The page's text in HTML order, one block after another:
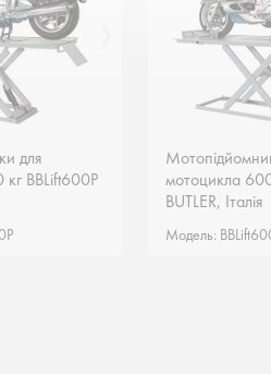
для
BBLift600P
для
BBLift600P
мотоцикла
BUTLER, Італія
Модель:
мотоцикла
BUTLER, Італія
Модель: